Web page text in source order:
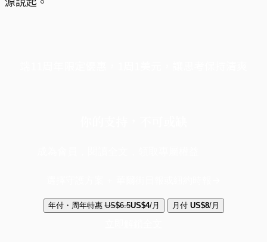
年付・周年特惠 US$6.5US$4/月 月付 US$8/月